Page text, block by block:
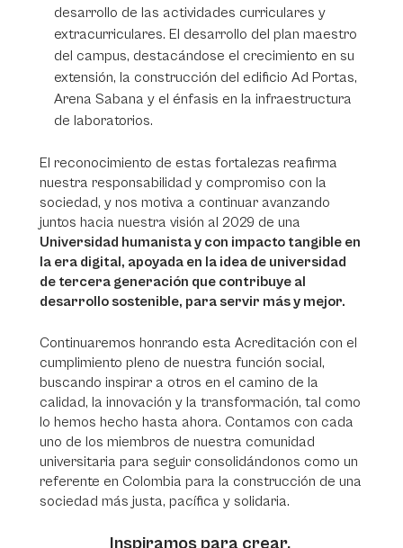
desarrollo de las actividades curriculares y
extracurriculares. El desarrollo del plan maestro
del campus, destacándose el crecimiento en su
extensión, la construcción del edificio Ad Portas,
Arena Sabana y el énfasis en la infraestructura
de laboratorios.
El reconocimiento de estas fortalezas reafirma
nuestra responsabilidad y compromiso con la
sociedad, y nos motiva a continuar avanzando
juntos hacia nuestra visión al 2029 de una
Universidad humanista y con impacto tangible en
la era digital, apoyada en la idea de universidad
de tercera generación que contribuye al
desarrollo sostenible, para servir más y mejor.
Continuaremos honrando esta Acreditación con el
cumplimiento pleno de nuestra función social,
buscando inspirar a otros en el camino de la
calidad, la innovación y la transformación, tal como
lo hemos hecho hasta ahora. Contamos con cada
uno de los miembros de nuestra comunidad
universitaria para seguir consolidándonos como un
referente en Colombia para la construcción de una
sociedad más justa, pacífica y solidaria.